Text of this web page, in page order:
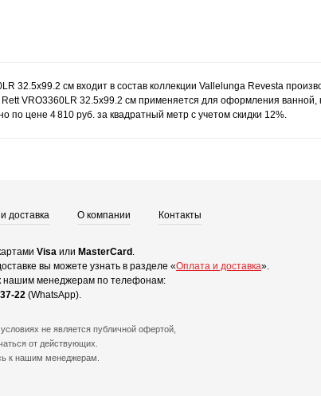
32.5x99.2 см входит в состав коллекции Vallelunga Revesta
VRO3360LR 32.5x99.2 см применяется для оформления ванной,
цене 4 810 руб. за квадратный метр с учетом скидки 12%.
доставка О компании Контакты
Visa или MasterCard .
вы можете узнать в разделе «Оплата и доставка».
нашим менеджерам по телефонам:
22 (WhatsApp).
не является публичной офертой,
от действующих.
к нашим менеджерам.